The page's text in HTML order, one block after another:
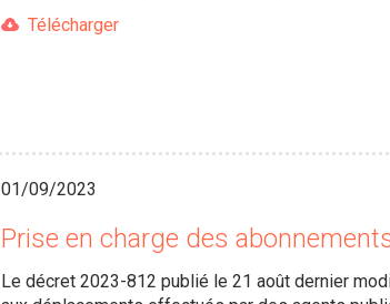
Télécharger
01/09/2023
Prise en charge des
Le décret 2023-812 publié le 21 août dernier